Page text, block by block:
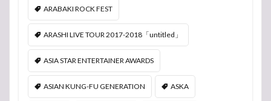
ARABAKI ROCK FEST
ARASHI LIVE TOUR 2017-2018「untitled」
ASIA STAR ENTERTAINER AWARDS
ASIAN KUNG-FU GENERATION ASKA